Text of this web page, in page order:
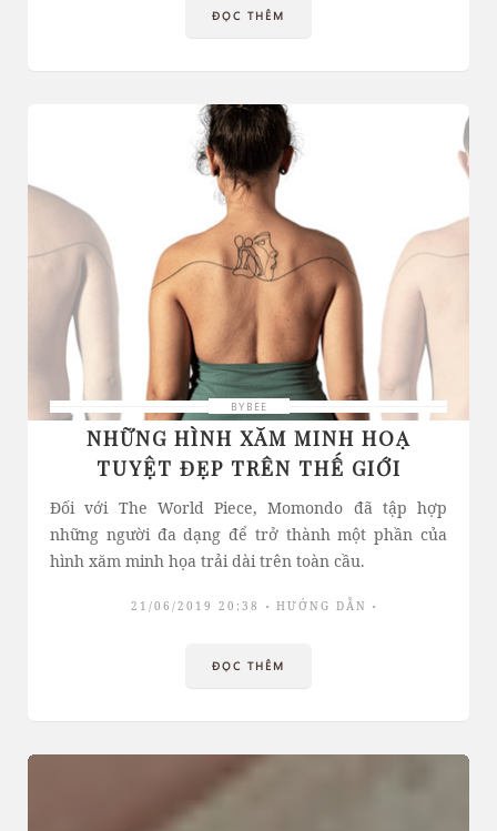
ĐỌC THÊM
BYBEE
NHỮNG HÌNH XĂM MINH HOẠ
TUYỆT ĐẸP TRÊN THẾ GIỚI
Đối với The World Piece, Momondo đã tập hợp
những người đa dạng để trở thành một phần của
hình xăm minh họa trải dài trên toàn cầu.
21/06/2019 20:38 HƯỚNG DẪN
ĐỌC THÊM